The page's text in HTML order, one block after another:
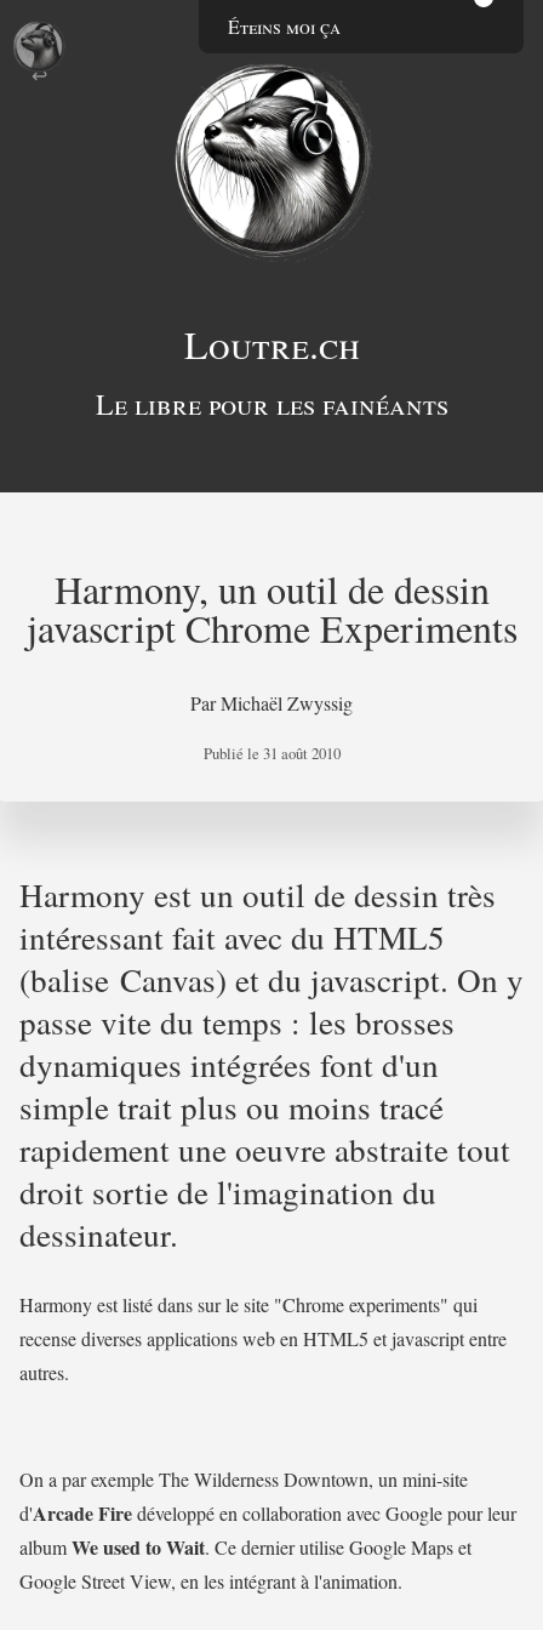
Loutre.ch
Le libre pour les fainéants
Éteins moi ça
Harmony, un outil de dessin
javascript Chrome Experiments
ParMichaël Zwyssig
Publié le 31 août 2010
Harmony est un outil de dessin très
intéressant fait avec du HTML5
(balise Canvas) et du javascript. On y
passe vite du temps : les brosses
dynamiques intégrées font d'un
simple trait plus ou moins tracé
rapidement une oeuvre abstraite tout
droit sortie de l'imagination du
dessinateur.
Harmony est listé dans sur le site "Chrome experiments" qui
recense diverses applications web en HTML5 et javascript entre
autres.
On a par exemple The Wilderness Downtown, un mini-site
d'Arcade Firedéveloppé en collaboration avec Google pour leur
albumWe used to Wait. Ce dernier utilise Google Maps et
Google Street View, en les intégrant à l'animation.